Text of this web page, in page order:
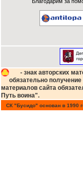
- знак авторских
обязательно
материалов сайта
Путь воина".
СК "Бусидо" основан в 1990